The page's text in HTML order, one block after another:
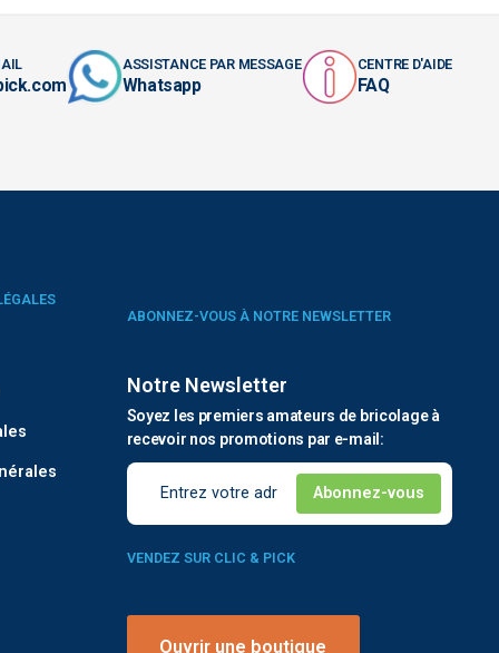
ASSISTANCE PAR MESSAGE
Whatsapp
CENTRE D'AIDE
FAQ
ABONNEZ-VOUS À NOTRE NEWSLETTER
Notre Newsletter
Soyez les premiers amateurs de bricolage à
recevoir nos promotions par e-mail:
VENDEZ SUR CLIC & PICK
Ouvrir une boutique